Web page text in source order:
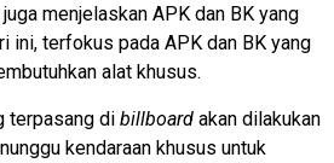
menjelaskan APK dan BK yang
ini, terfokus pada APK dan BK yang
alat khusus.
terpasang di billboard akan dilakukan
kendaraan khusus untuk